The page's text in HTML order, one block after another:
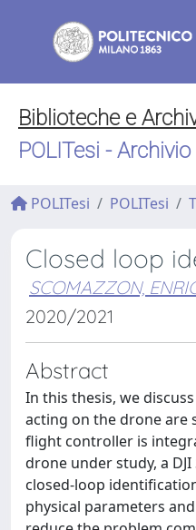
Biblioteche e
POLITesi -
POLITesi POLITesi
Closed loop
SCOMAZZON,
2020/2021
Abstract
In this thesis, we
acting on the drone are
flight controller is
drone under study, a
closed-loop
physical parameters